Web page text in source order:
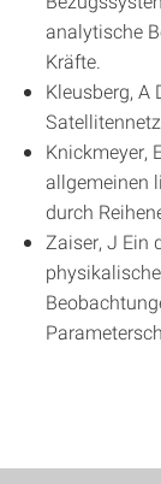
analytische
Kräfte
Kleusberg, A
Knickmeyer,
allgemeinen
durch
Zaiser, J Ein